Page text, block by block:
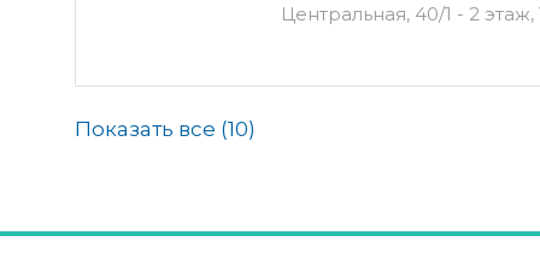
Центральная, 40/1 - 2
Показать все (10)